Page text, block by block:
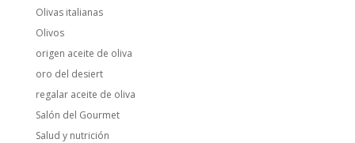
Olivas italianas
Olivos
origen aceite de oliva
oro del desiert
regalar aceite de oliva
Salón del Gourmet
Salud y nutrición